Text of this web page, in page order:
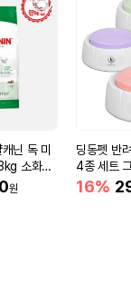
닌 독 미
소화도
원
딩동펫 반
4종 세트
크
16%